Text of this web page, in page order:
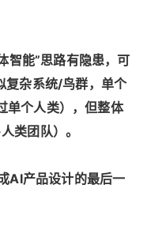
智能”思路有隐患，可
杂系统/鸟群，单个
单个人类），但整体
类团队）。
AI产品设计的最后一